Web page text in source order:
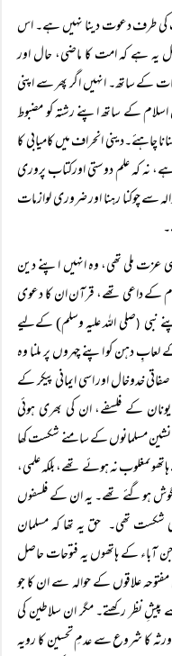
کی طرف دعوت دینا نہیں ہے۔ اس
یہ ہے کہ امت کا ماضی، حال اور
کے ساتھ۔ انہیں اگر پھر سے اپنی
کے ساتھ اپنے رشتہ کو مضبوط
چاہئے۔دینی انحراف میں کامیابی کا
نہ کہ علم دوستی اورکتاب پروری
سے چوکنا رہنا اور ضروری لوازمات
عزت ملی تھی، وہ انہیں اپنے دین
کے داعی تھے، قرآن ان کا دعوی
نبی (صلی اللہ علیہ وسلم) کےلیے
دہن کو اپنے چہروں پر ملنا وہ
خدوخال اور اسی ایمانی پیکر کے
کے فلسفے، ان کی بھری ہوئی
نشین مسلمانوں کے سامنے شکست کھا
نہ ہوئے تھے، بلکہ علمی،
بگوش ہوگئے تھے۔ یہ ان کے فلسفوں
تھی۔ حق یہ تھا کہ مسلمان
آباء کے ہاتھوں یہ فتوحات حاصل
علاقوں کے حوالہ سے ان کا جو
نظر رکھتے۔ مگر ان سلاطین کی
کا شروع سے عدمِ تحسین کا رویہ